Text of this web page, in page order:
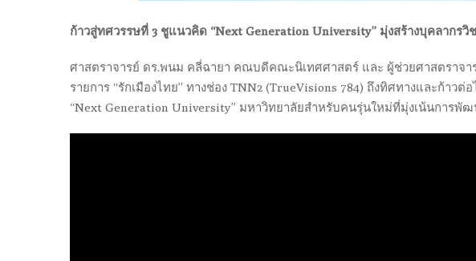
ก้าวสู่ทศวรรษที่ 3 ชูแนวคิด “Next Generation University” มุ่งสร้างบุคลากร
ศาสตราจารย์ ดร.พนม คลี่ฉายา คณบดีคณะนิเทศศาสตร์ และ ผู้ช่วยศาสตราจ
รายการ “รักเมืองไทย” ทางช่อง TNN2 (TrueVisions 784) ถึงทิศทางและก้
“Next Generation University” มหาวิทยาลัยสำหรับคนรุ่นใหม่ที่มุ่งเน้นการพั